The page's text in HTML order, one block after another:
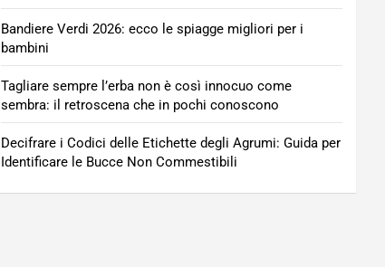
Bandiere Verdi 2026: ecco le spiagge migliori per i
bambini
Tagliare sempre l’erba non è così innocuo come
sembra: il retroscena che in pochi conoscono
Decifrare i Codici delle Etichette degli Agrumi: Guida per
Identificare le Bucce Non Commestibili